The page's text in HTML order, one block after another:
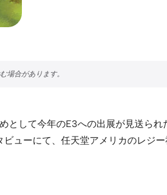
として今年のE3への出展が見送ら
ビューにて、任天堂アメリカのレジ